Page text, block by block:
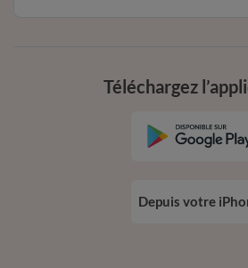
Téléchargez
Depuis votre